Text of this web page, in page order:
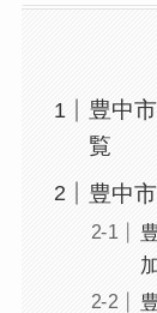
豊中
覧
豊中